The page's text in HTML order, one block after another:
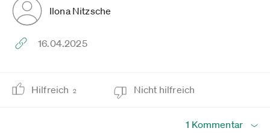
Ilona Nitzsche
16.04.2025
Hilfreich 2 Nicht hilfreich
1 Kommentar